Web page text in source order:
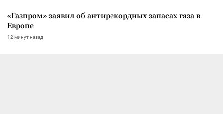
«Газпром» заявил об антирекордных запасах газа в
Европе
12 минут назад